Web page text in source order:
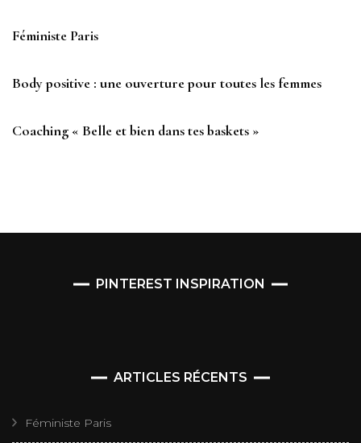
Féministe Paris
Body positive : une ouverture pour toutes les femmes
Coaching « Belle et bien dans tes baskets »
PINTEREST INSPIRATION
ARTICLES RÉCENTS
Féministe Paris